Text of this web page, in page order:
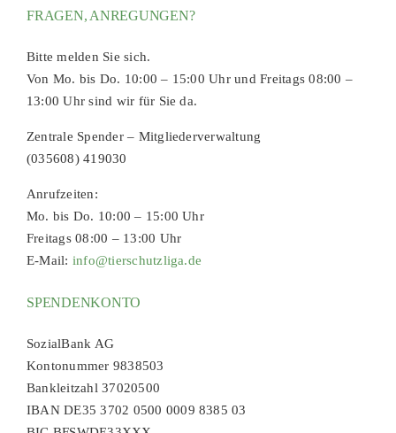
FRAGEN, ANREGUNGEN?
Bitte melden Sie sich.
Von Mo. bis Do. 10:00 – 15:00 Uhr und Freitags 08:00 –
13:00 Uhr sind wir für Sie da.
Zentrale Spender – Mitgliederverwaltung
(035608) 419030
Anrufzeiten:
Mo. bis Do. 10:00 – 15:00 Uhr
Freitags 08:00 – 13:00 Uhr
E-Mail: info@tierschutzliga.de
SPENDENKONTO
SozialBank AG
Kontonummer 9838503
Bankleitzahl 37020500
IBAN DE35 3702 0500 0009 8385 03